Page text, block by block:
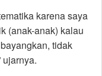
karena saya
(anak-anak) kalau
tidak
ujarnya.